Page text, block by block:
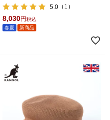
5.0 （1）
8,030
税込
春夏
新商品